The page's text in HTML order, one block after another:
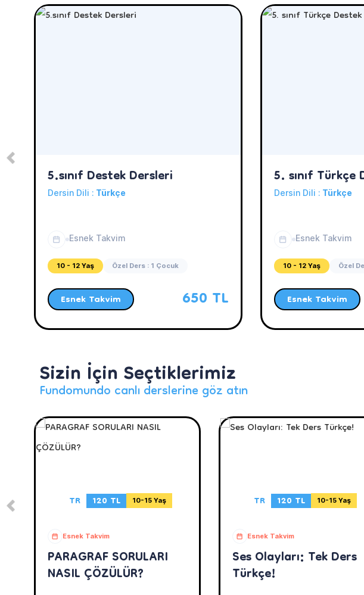
5.sınıf Destek Dersleri
Dersin Dili : Türkçe
Esnek Takvim
10 - 12 Yaş Özel Ders : 1 Çocuk
Esnek Takvim 650 TL
5. sınıf
Dersin Dili : Türkçe
Esnek Takvim
10 - 12 Yaş Özel
Esnek Takvim
Sizin İçin Seçtiklerimiz
Fundomundo canlı derslerine göz atın
TR 120 TL 10-15 Yaş
Esnek Takvim
PARAGRAF SORULARI
NASIL ÇÖZÜLÜR?
TR 120 TL 10-15 Yaş
Esnek Takvim
Ses Olayları: Tek Ders
Türkçe!